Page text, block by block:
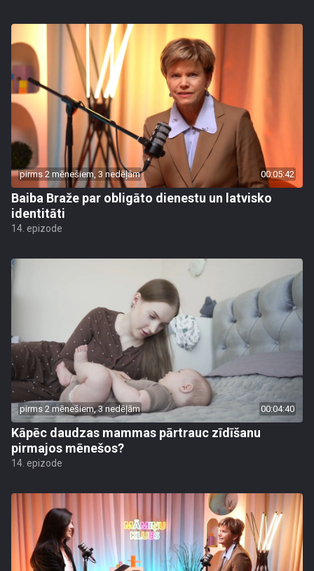
pirms 2 mēnešiem, 3 nedēļām 00:05:42
Baiba Braže par obligāto dienestu un latvisko
identitāti
14. epizode
pirms 2 mēnešiem, 3 nedēļām 00:04:40
Kāpēc daudzas mammas pārtrauc zīdīšanu
pirmajos mēnešos?
14. epizode